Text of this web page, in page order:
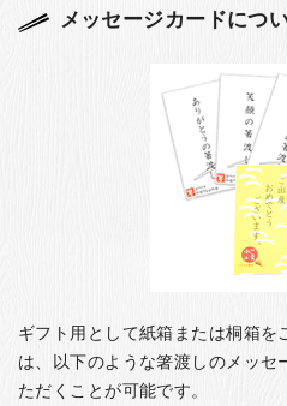
メッセージカードにつ
ギフト用として紙箱または桐箱を
は、以下のような箸渡しのメッセ
ただくことが可能です。